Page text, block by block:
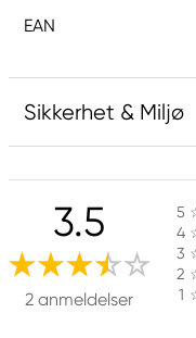
EAN
Sikkerhet & Miljø
Inneholder BIT,
allergisk reaksjon.
Ansvarlig EU
Kreatima
3.5
2 anmeldelser
5
4
3
2
1